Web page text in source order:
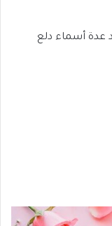
عدة أسماء دلع